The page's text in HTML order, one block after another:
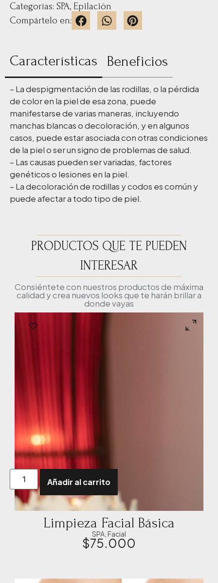
Categorías: SPA, Epilación
Compártelo en:
Características Beneficios
– La despigmentación de las rodillas, o la pérdida
de color en la piel de esa zona, puede
manifestarse de varias maneras, incluyendo
manchas blancas o decoloración, y en algunos
casos, puede estar asociada con otras condiciones
de la piel o ser un signo de problemas de salud.
– Las causas pueden ser variadas, factores
genéticos o lesiones en la piel.
– La decoloración de rodillas y codos es común y
puede afectar a todo tipo de piel.
PRODUCTOS QUE TE PUEDEN
INTERESAR
Consiéntete con nuestros productos de máxima
calidad y crea nuevos looks que te harán brillar a
donde vayas
Añadir al carrito
Limpieza Facial Básica
SPA Facial
$75.000